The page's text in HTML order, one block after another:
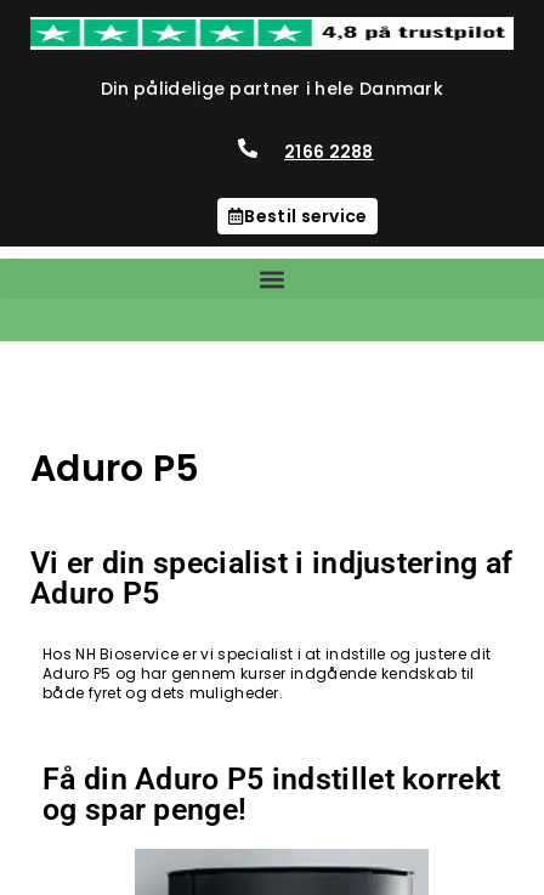
Din pålidelige partner i hele Danmark
2166 2288
Bestil service
Aduro P5
Vi er din specialist i indjustering af
Aduro P5
Hos NH Bioservice er vi specialist i at indstille og justere dit
Aduro P5 og har gennem kurser indgående kendskab til
både fyret og dets muligheder.
Få din Aduro P5 indstillet korrekt
og spar penge!